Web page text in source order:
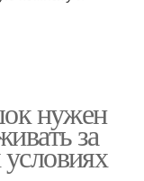
нужен
за